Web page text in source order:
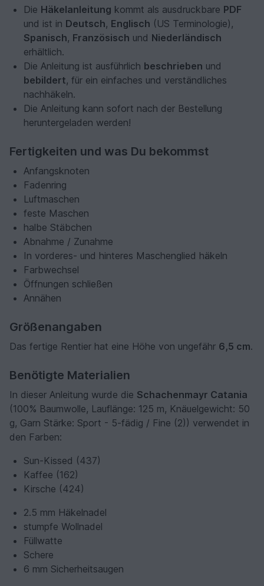
Die Häkelanleitung kommt als ausdruckbare PDF
und ist in Deutsch, Englisch (US Terminologie),
Spanisch, Französisch und Niederländisch
erhältlich.
Die Anleitung ist ausführlich beschrieben und
bebildert, für ein einfaches und verständliches
nachhäkeln.
Die Anleitung kann sofort nach der Bestellung
heruntergeladen werden!
Fertigkeiten und was Du bekommst
Anfangsknoten
Fadenring
Luftmaschen
feste Maschen
halbe Stäbchen
Abnahme / Zunahme
In vorderes- und hinteres Maschenglied häkeln
Farbwechsel
Öffnungen schließen
Annähen
Größenangaben
Das fertige Rentier hat eine Höhe von ungefähr 6,5 cm.
Benötigte Materialien
In dieser Anleitung wurde die Schachenmayr Catania
(100% Baumwolle, Lauflänge: 125 m, Knäuelgewicht: 50
g, Garn Stärke: Sport - 5-fädig / Fine (2)) verwendet in
den Farben:
Sun-Kissed (437)
Kaffee (162)
Kirsche (424)
2.5 mm Häkelnadel
stumpfe Wollnadel
Füllwatte
Schere
6 mm Sicherheitsaugen